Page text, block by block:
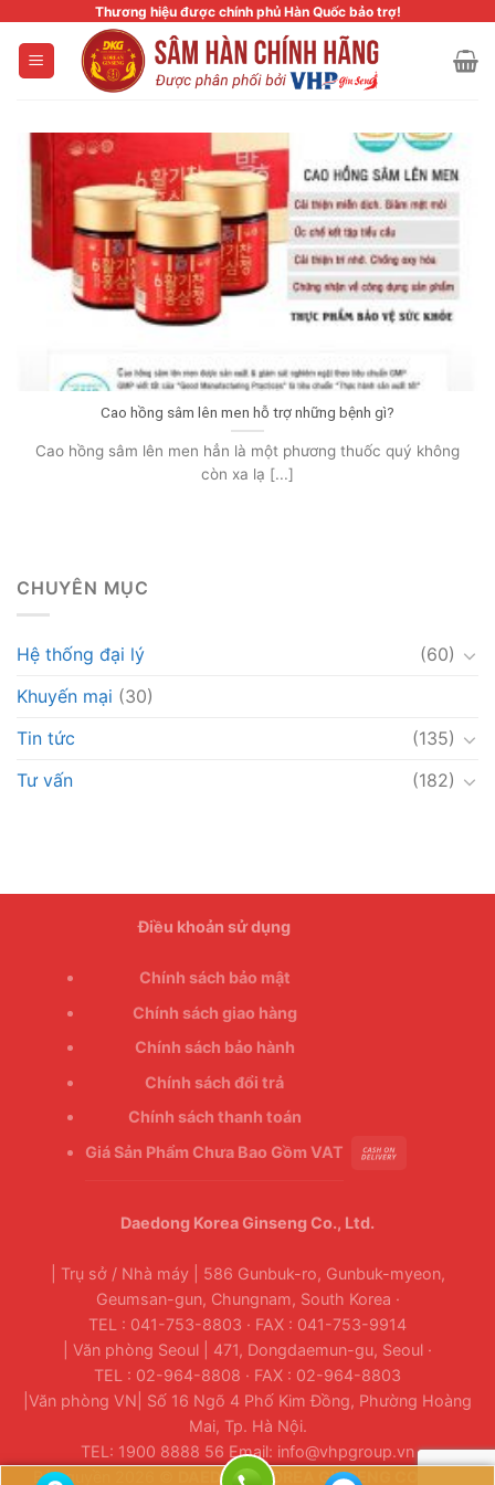
content
Thương hiệu được chính phủ Hàn Quốc bảo trợ!
Cao hồng sâm lên men hỗ trợ những bệnh gì?
Cao hồng sâm lên men hẳn là một phương thuốc quý không
còn xa lạ [...]
CHUYÊN MỤC
Hệ thống đại lý
(60)
Khuyến mại (30)
Tin tức
(135)
Tư vấn
(182)
Điều khoản sử dụng
Chính sách bảo mật
Chính sách giao hàng
Chính sách bảo hành
Chính sách đổi trả
Chính sách thanh toán
Giá Sản Phẩm Chưa Bao Gồm VAT
Daedong Korea Ginseng Co., Ltd.
| Trụ sở / Nhà máy | 586 Gunbuk-ro, Gunbuk-myeon,
Geumsan-gun, Chungnam, South Korea ·
TEL : 041-753-8803 · FAX : 041-753-9914
| Văn phòng Seoul | 471, Dongdaemun-gu, Seoul ·
TEL : 02-964-8808 · FAX : 02-964-8803
|Văn phòng VN| Số 16 Ngõ 4 Phố Kim Đồng, Phường Hoàng
Mai, Tp. Hà Nội.
TEL: 1900 8888 56 Email: info@vhpgroup.vn
Bản quyền 2026 ©
DAEDONG KOREA GINSENG CO., LTD.